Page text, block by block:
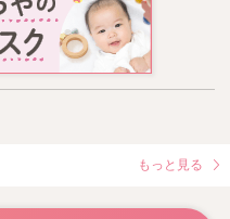
もっと見る